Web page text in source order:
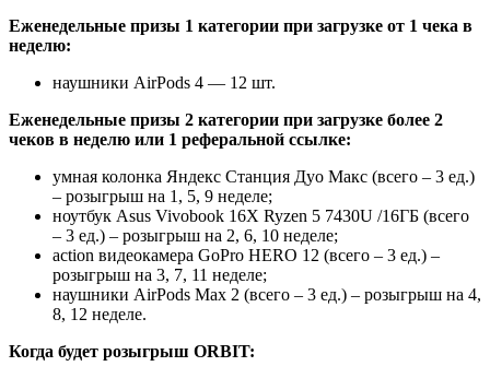
Еженедельные призы 1 категории при загрузке от 1 чека в
неделю:
наушники AirPods 4 — 12 шт.
Еженедельные призы 2 категории при загрузке более 2
чеков в неделю или 1 реферальной ссылке:
умная колонка Яндекс Станция Дуо Макс (всего – 3 ед.)
– розыгрыш на 1, 5, 9 неделе;
ноутбук Asus Vivobook 16X Ryzen 5 7430U /16ГБ (всего
– 3 ед.) – розыгрыш на 2, 6, 10 неделе;
action видеокамера GoPro HERO 12 (всего – 3 ед.) –
розыгрыш на 3, 7, 11 неделе;
наушники AirPods Max 2 (всего – 3 ед.) – розыгрыш на 4,
8, 12 неделе.
Когда будет розыгрыш ORBIT: